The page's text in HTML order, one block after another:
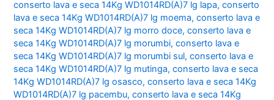
conserto lava e seca 14Kg WD1014RD(A)7 lg lapa,conserto
lava e seca 14Kg WD1014RD(A)7 lg moema,conserto lava e
seca 14Kg WD1014RD(A)7 lg morro doce,conserto lava e
seca 14Kg WD1014RD(A)7 lg morumbi,conserto lava e
seca 14Kg WD1014RD(A)7 lg morumbi sul,conserto lava e
seca 14Kg WD1014RD(A)7 lg mutinga,conserto lava e seca
14Kg WD1014RD(A)7 lg osasco,conserto lava e seca 14Kg
WD1014RD(A)7 lg pacembu,conserto lava e seca 14Kg